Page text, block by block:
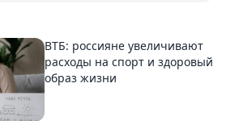
ВТБ: россияне увеличивают
расходы на спорт и здоровый
образ жизни